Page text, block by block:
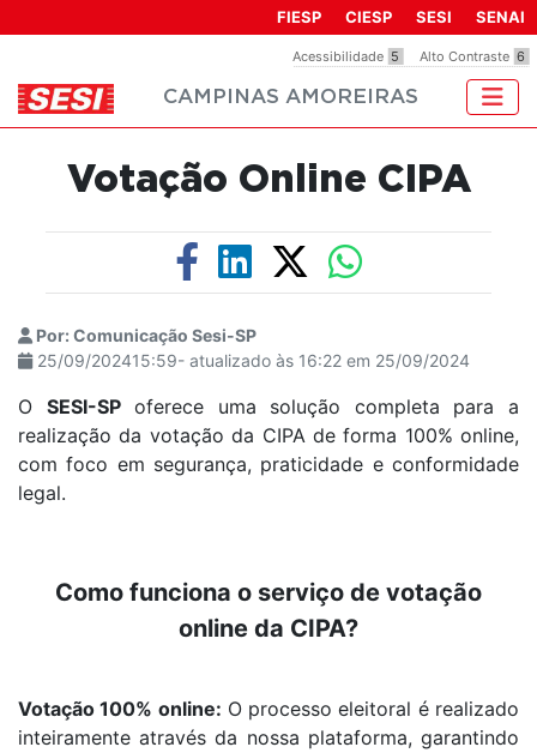
inclui
um
sistema
Acessibilidade 5 Alto Contraste 6
FIESP CIESP SESI SENAI
CAMPINAS AMOREIRAS
Votação Online CIPA
Por: Comunicação Sesi-SP
25/09/202415:59- atualizado às 16:22 em 25/09/2024
O SESI-SPoferece uma solução completa para a
realização da votação da CIPA de forma 100% online,
com foco em segurança, praticidade e conformidade
legal.
Como funciona o serviço de votação
online da CIPA?
Votação 100% online: O processo eleitoral é realizado
inteiramente através da nossa plataforma, garantindo